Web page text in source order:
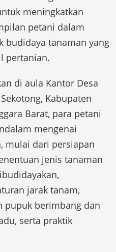
meningkatkan
petani dalam
budidaya tanaman yang
pertanian.
di aula Kantor Desa
Kabupaten
Barat, para petani
mengenai
mulai dari persiapan
jenis tanaman
jarak tanam,
pupuk berimbang dan
serta praktik